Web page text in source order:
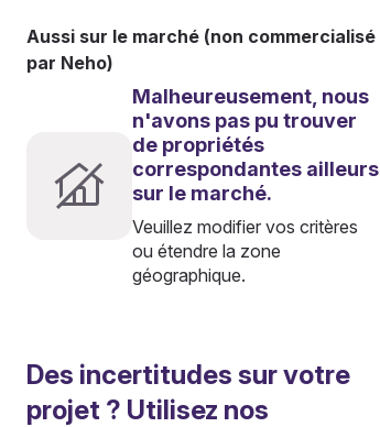
Aussi sur le marché (non commercialisé
par Neho)
Malheureusement, nous
n'avons pas pu trouver
de propriétés
correspondantes ailleurs
sur le marché.
Veuillez modifier vos critères
ou étendre la zone
géographique.
Des incertitudes sur votre
projet ? Utilisez nos